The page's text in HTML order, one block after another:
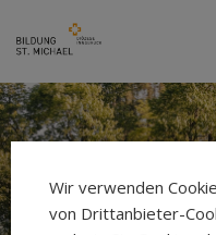
Wir verwenden
von Drittanbieter-